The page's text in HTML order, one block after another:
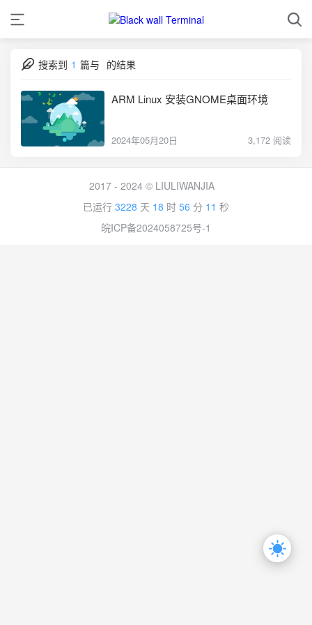
搜索到 1 篇与 的结果
ARM Linux 安装GNOME桌面环境
2024年05月20日 3,172 阅读
2017 - 2024 © LIULIWANJIA
已运行 3228 天 18 时 56 分 11 秒
皖ICP备2024058725号-1